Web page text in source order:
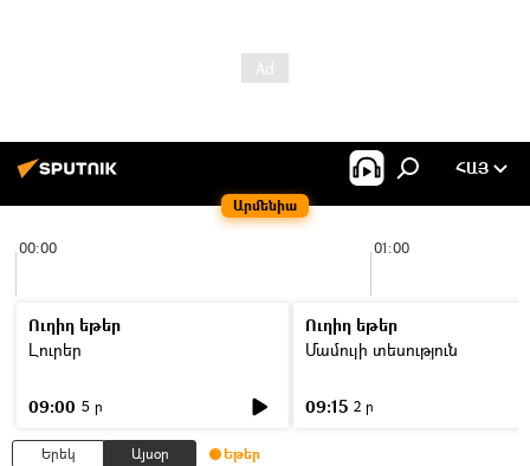
Արմենիա
ՀԱՅ
00:00 01:00
Ուղիղ եթեր
Լուրեր
09:00 5 ր
Ուղիղ եթեր
Մամուլի տեսություն
09:15 2 ր
Երեկ Այսօր Եթեր